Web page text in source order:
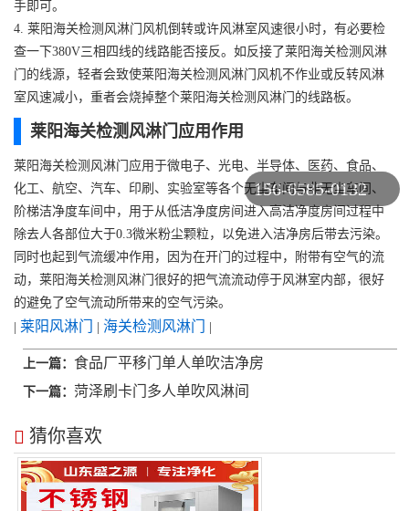
手即可。
4. 莱阳海关检测风淋门风机倒转或许风淋室风速很小时，有必要检
查一下380V三相四线的线路能否接反。如反接了莱阳海关检测风淋
门的线源，轻者会致使莱阳海关检测风淋门风机不作业或反转风淋
室风速减小，重者会烧掉整个莱阳海关检测风淋门的线路板。
莱阳海关检测风淋门应用作用
莱阳海关检测风淋门应用于微电子、光电、半导体、医药、食品、
化工、航空、汽车、印刷、实验室等各个无尘车间与非无尘车间、
阶梯洁净度车间中，用于从低洁净度房间进入高洁净度房间过程中
除去人各部位大于0.3微米粉尘颗粒，以免进入洁净房后带去污染。
同时也起到气流缓冲作用，因为在开门的过程中，附带有空气的流
动，莱阳海关检测风淋门很好的把气流流动停于风淋室内部，很好
的避免了空气流动所带来的空气污染。
莱阳风淋门 海关检测风淋门
上一篇： 食品厂平移门单人单吹洁净房
下一篇： 菏泽刷卡门多人单吹风淋间
猜你喜欢
156-6585-0132